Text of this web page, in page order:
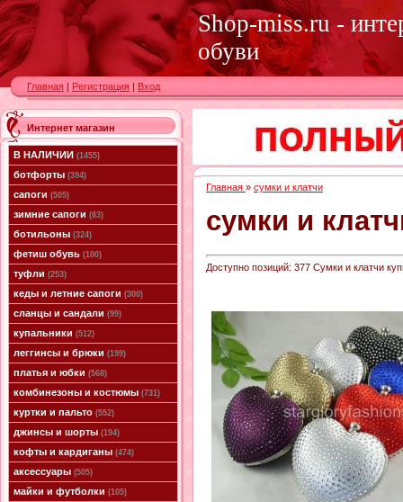
Shop-miss.ru -
обуви
Главная | Регистрация | Вход
Интернет магазин
В НАЛИЧИИ (1455)
ботфорты (394)
сапоги (505)
зимние сапоги (83)
ботильоны (324)
фетиш обувь (100)
туфли (253)
кеды и летние сапоги (300)
сланцы и сандали (99)
купальники (512)
леггинсы и брюки (199)
платья и юбки (568)
комбинезоны и костюмы (731)
куртки и пальто (552)
джинсы и шорты (194)
кофты и кардиганы (474)
аксессуары (505)
майки и футболки (105)
Главная » сумки и клатчи
сумки и
Доступно позиций: 377 Сумки и клатчи